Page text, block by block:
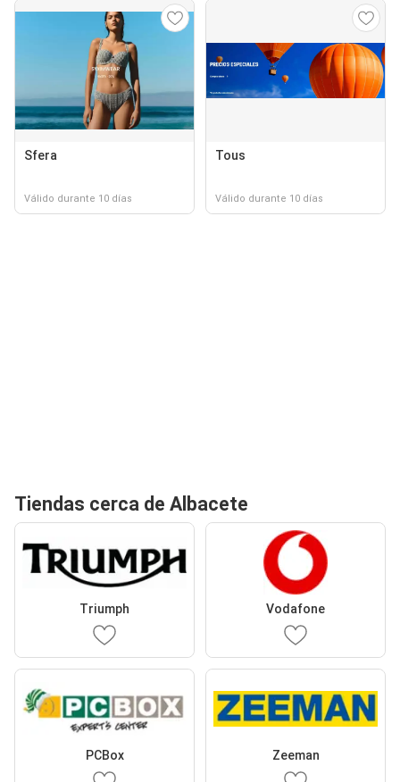
Sfera
Válido durante 10 días
Tous
Válido durante 10 días
Tiendas cerca de Albacete
Triumph Vodafone
PCBox Zeeman